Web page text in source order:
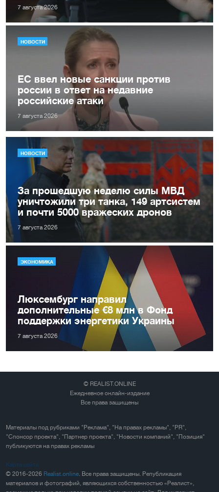
7 августа 2026
НОВОСТИ
ЕС ввел новые санкции против
россии в ответ на недавние
российские атаки
7 августа 2026
НОВОСТИ
За прошедшую неделю силы МВД
уничтожили три танка, 149 артсистем
и почти 5000 вражеских дронов
7 августа 2026
ЭКОНОМИКА
Люксембург направил
дополнительные €8 млн в Фонд
поддержки энергетики Украины
7 августа 2026
© REALIST.ONLINE
Ежедневное онлайн-издание
Все права защищены
Материалы под рубриками "Реклама", "На правах рекламы", "PR",
"Спонсор проекта", "Партнер проекта", "Новости компаний", "Позиция"
публикуются на правах рекламы
Карта сайта
© 2016-2026 Realist.online. Все права защищены. Републикация
материалов и фотографий, являющихся собственностью «Реалист»,